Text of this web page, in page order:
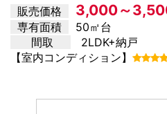
販売価格 3,000～
専有面積
50㎡台
間取
2LDK+納戸
【室内コンディション】